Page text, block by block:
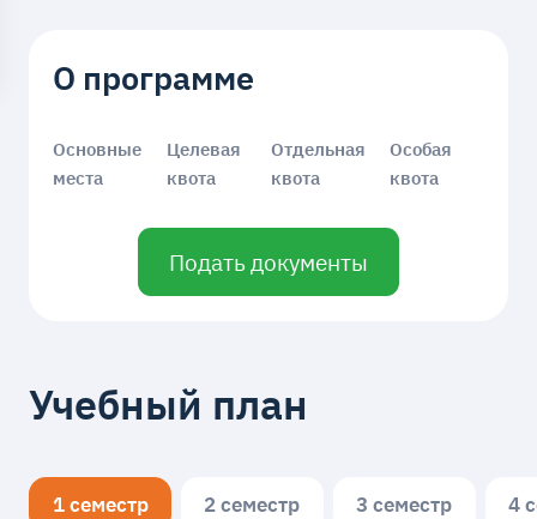
О программе
Основные
места
Целевая
квота
Отдельная
квота
Особая
квота
Подать документы
Учебный план
1 семестр 2 семестр 3 семестр 4